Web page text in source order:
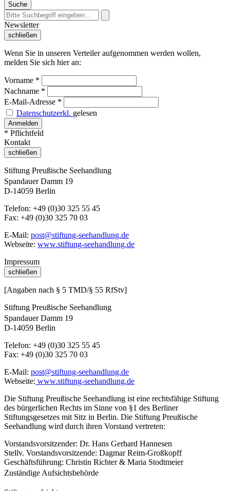
Suche
Newsletter
schließen
Wenn Sie in unseren Verteiler aufgenommen werden wollen,
melden Sie sich hier an:
Vorname *
Nachname *
E-Mail-Adresse *
Datenschutzerkl. gelesen
* Pflichtfeld
Kontakt
schließen
Stiftung Preußische Seehandlung
Spandauer Damm 19
D-14059 Berlin
Telefon: +49 (0)30 325 55 45
Fax: +49 (0)30 325 70 03
E-Mail: post@stiftung-seehandlung.de
Webseite: www.stiftung-seehandlung.de
Impressum
schließen
[Angaben nach § 5 TMD/§ 55 RfStv]
Stiftung Preußische Seehandlung
Spandauer Damm 19
D-14059 Berlin
Telefon: +49 (0)30 325 55 45
Fax: +49 (0)30 325 70 03
E-Mail: post@stiftung-seehandlung.de
Webseite: www.stiftung-seehandlung.de
Die Stiftung Preußische Seehandlung ist eine rechtsfähige Stiftung
des bürgerlichen Rechts im Sinne von §1 des Berliner
Stiftungsgesetzes mit Sitz in Berlin. Die Stiftung Preußische
Seehandlung wird durch ihren Vorstand vertreten:
Vorstandsvorsitzender: Dr. Hans Gerhard Hannesen
Stellv. Vorstandsvorsitzende: Dagmar Reim-Großkopff
Geschäftsführung: Christin Richter & Maria Stodtmeier
Zuständige Aufsichtsbehörde